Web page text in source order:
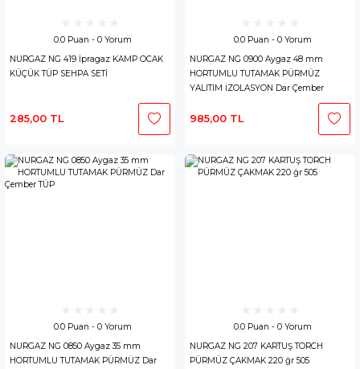
0.0 Puan - 0 Yorum
NURGAZ NG 419 İpragaz KAMP OCAK
KÜÇÜK TÜP SEHPA SETİ
285,00 TL
0.0 Puan - 0 Yorum
NURGAZ NG 0900 Aygaz 48 mm
HORTUMLU TUTAMAK PÜRMÜZ
YALITIM İZOLASYON Dar Çember
985,00 TL
0.0 Puan - 0 Yorum
NURGAZ NG 0850 Aygaz 35 mm
HORTUMLU TUTAMAK PÜRMÜZ Dar
0.0 Puan - 0 Yorum
NURGAZ NG 207 KARTUŞ TORCH
PÜRMÜZ ÇAKMAK 220 ğr 505